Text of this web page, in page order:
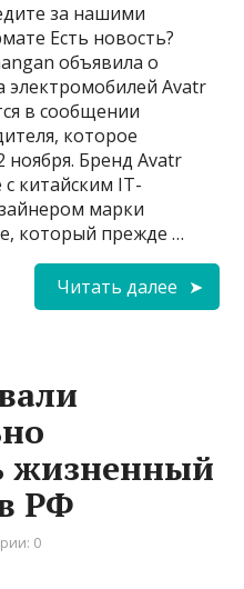
за нашими
Есть новость?
объявила о
электромобилей Avatr
в сообщении
которое
ноября. Бренд Avatr
китайским IT-
марки
который прежде …
Читать далее
жизненный
РФ
0